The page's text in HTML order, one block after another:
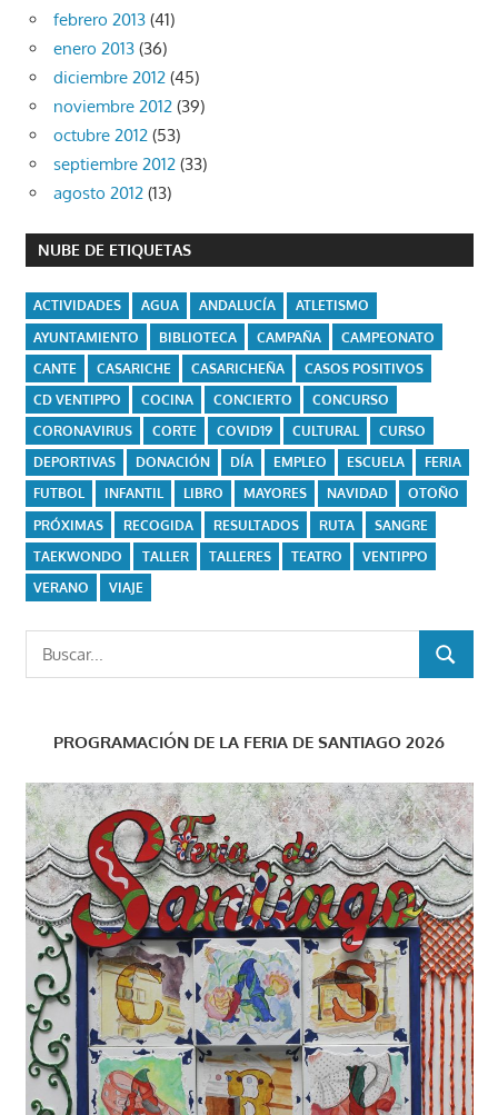
febrero 2013 (41)
enero 2013 (36)
diciembre 2012 (45)
noviembre 2012 (39)
octubre 2012 (53)
septiembre 2012 (33)
agosto 2012 (13)
NUBE DE ETIQUETAS
ACTIVIDADES AGUA ANDALUCÍA
ATLETISMO
AYUNTAMIENTO
BIBLIOTECA CAMPAÑA
CAMPEONATO
CANTE
CASARICHE CASARICHEÑA
CASOS POSITIVOS
CD VENTIPPO
COCINA CONCIERTO
CONCURSO
CORONAVIRUS
CORTE COVID19 CULTURAL
CURSO
DEPORTIVAS
DONACIÓN DÍA EMPLEO ESCUELA
FERIA
FUTBOL
INFANTIL LIBRO MAYORES NAVIDAD
OTOÑO
PRÓXIMAS
RECOGIDA RESULTADOS RUTA
SANGRE
TAEKWONDO
TALLER TALLERES TEATRO
VENTIPPO
VERANO
VIAJE
Buscar:
BUSCAR
PROGRAMACIÓN DE LA FERIA DE SANTIAGO 2026